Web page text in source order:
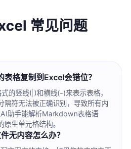
常见问题
表格复制到Excel会错位？
的竖线(|)和横线(-)来表示表格，
隔符无法被正确识别，导致所有内
助手能解析Markdown表格语
生单元格结构。
无内容怎么办？